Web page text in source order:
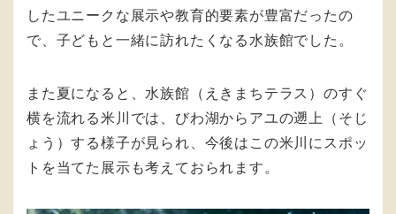
したユニークな展示や教育的要素が豊富だったの
で、子どもと一緒に訪れたくなる水族館でした。
また夏になると、水族館（えきまちテラス）のすぐ
横を流れる米川では、びわ湖からアユの遡上（そじ
ょう）する様子が見られ、今後はこの米川にスポッ
トを当てた展示も考えておられます。